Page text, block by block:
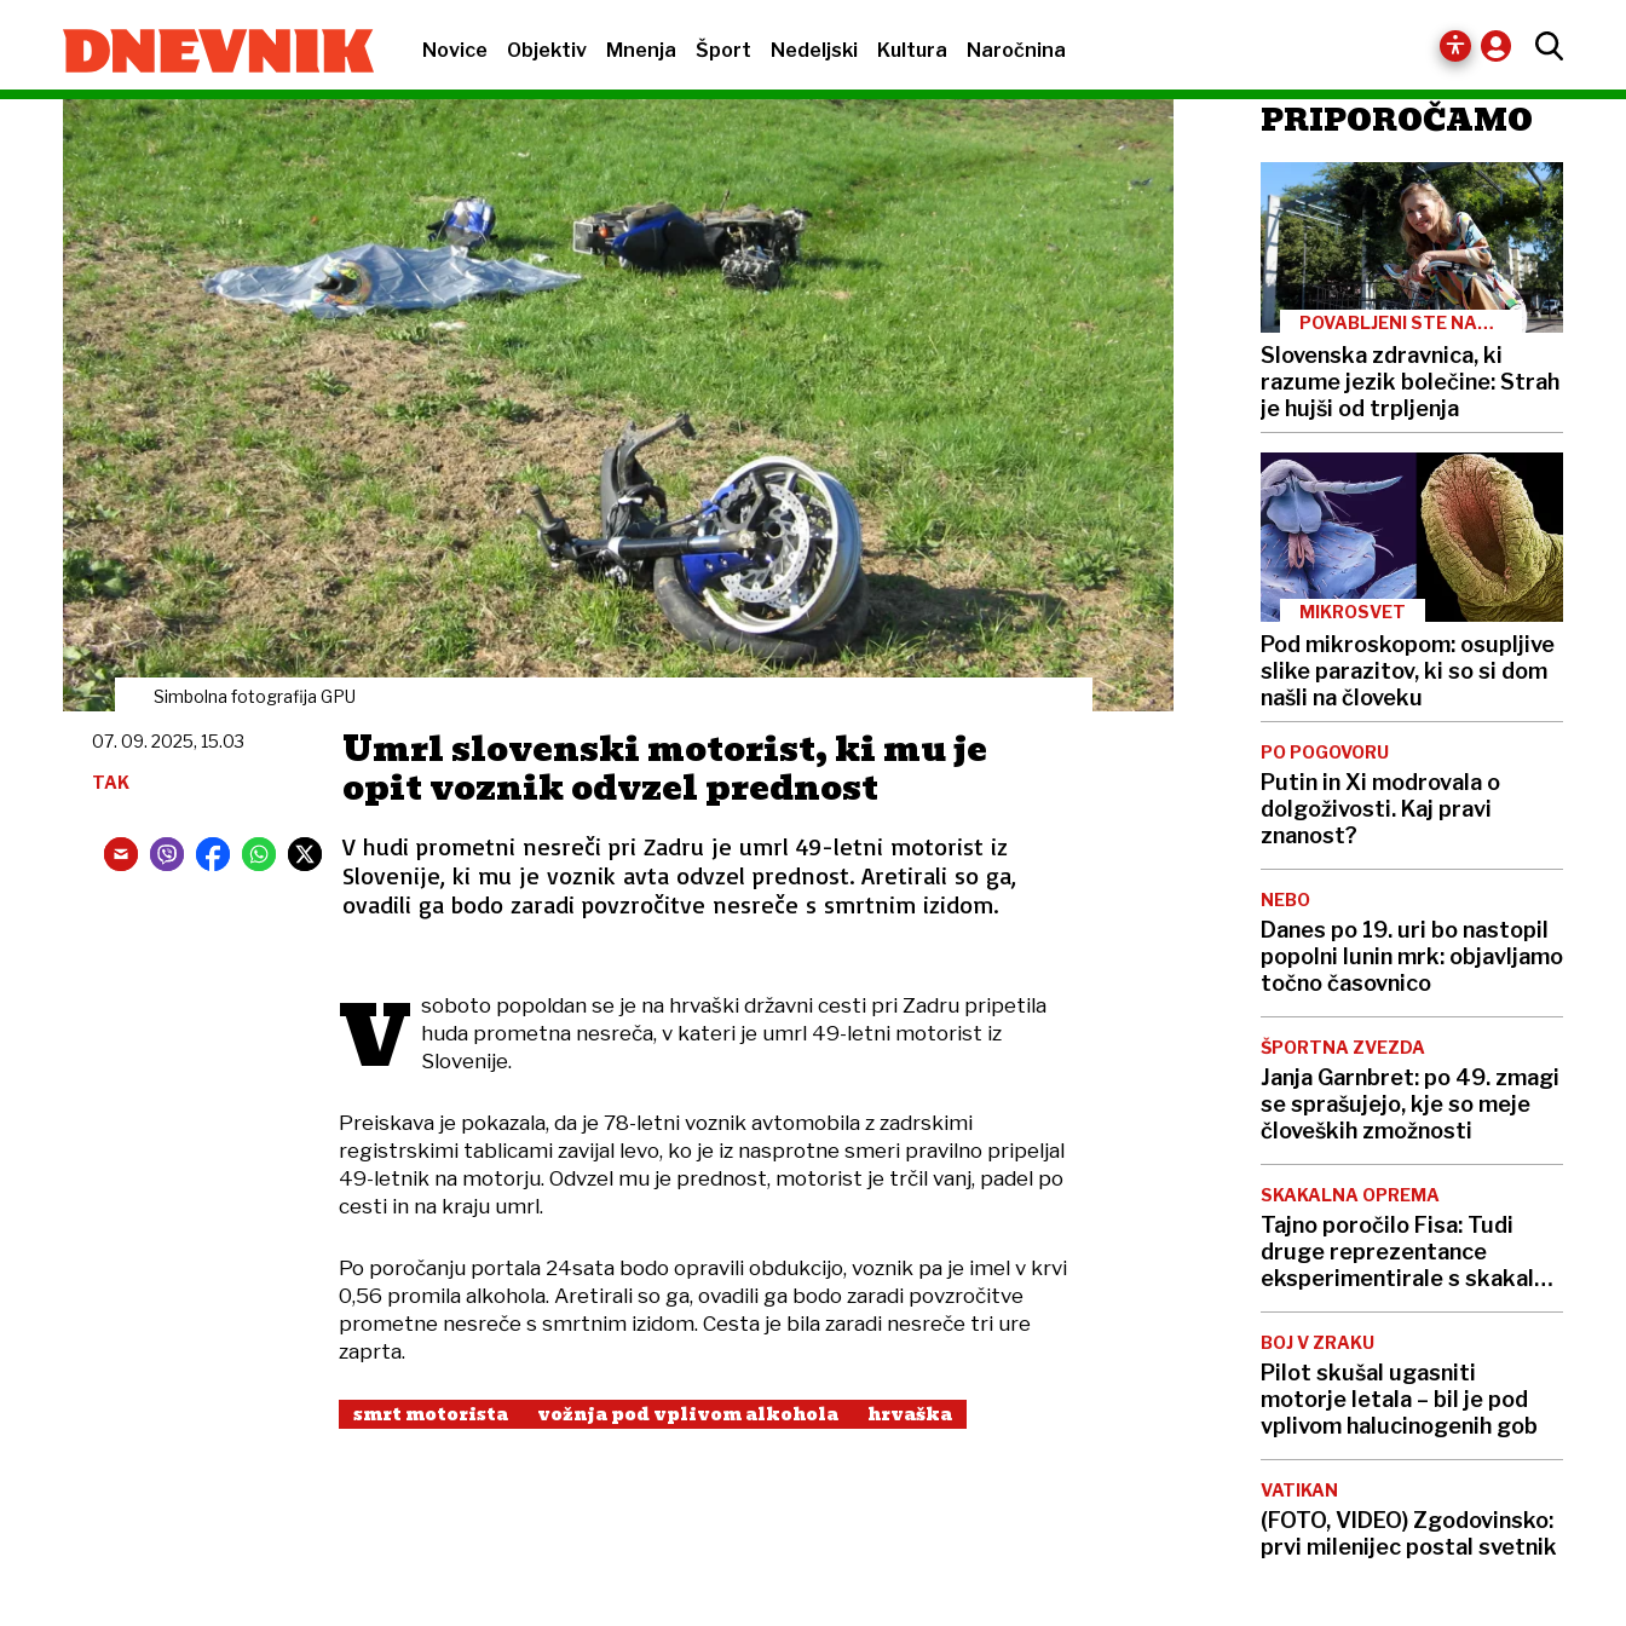
Novice Objektiv Mnenja Šport Nedeljski Kultura Naročnina
Simbolna fotografija GPU
Umrl slovenski motorist, ki mu je
opit voznik odvzel prednost
V hudi prometni nesreči pri Zadru je umrl 49-letni motorist iz
Slovenije, ki mu je voznik avta odvzel prednost. Aretirali so ga,
ovadili ga bodo zaradi povzročitve nesreče s smrtnim izidom.
07. 09. 2025, 15.03
TAK
V soboto popoldan se je na hrvaški državni cesti pri Zadru pripetila
huda prometna nesreča, v kateri je umrl 49-letni motorist iz
Slovenije.
Preiskava je pokazala, da je 78-letni voznik avtomobila z zadrskimi
registrskimi tablicami zavijal levo, ko je iz nasprotne smeri pravilno pripeljal
49-letnik na motorju. Odvzel mu je prednost, motorist je trčil vanj, padel po
cesti in na kraju umrl.
Po poročanju portala 24sata bodo opravili obdukcijo, voznik pa je imel v krvi
0,56 promila alkohola. Aretirali so ga, ovadili ga bodo zaradi povzročitve
prometne nesreče s smrtnim izidom. Cesta je bila zaradi nesreče tri ure
zaprta.
smrt motorista vožnja pod vplivom alkohola hrvaška
PRIPOROČAMO
POVABLJENI STE NA
KAVO
Slovenska zdravnica, ki
razume jezik bolečine: Strah
je hujši od trpljenja
MIKROSVET
Pod mikroskopom: osupljive
slike parazitov, ki so si dom
našli na človeku
PO POGOVORU
Putin in Xi modrovala o
dolgoživosti. Kaj pravi
znanost?
NEBO
Danes po 19. uri bo nastopil
popolni lunin mrk: objavljamo
točno časovnico
ŠPORTNA ZVEZDA
Janja Garnbret: po 49. zmagi
se sprašujejo, kje so meje
človeških zmožnosti
SKAKALNA OPREMA
Tajno poročilo Fisa: Tudi
druge reprezentance
eksperimentirale s skakalno
opremo
BOJ V ZRAKU
Pilot skušal ugasniti
motorje letala – bil je pod
vplivom halucinogenih gob
VATIKAN
(FOTO, VIDEO) Zgodovinsko:
prvi milenijec postal svetnik